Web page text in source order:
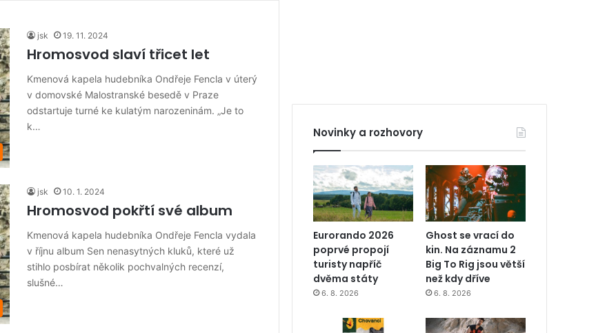
jsk 19. 11. 2024
Hromosvod slaví třicet let
Kmenová kapela hudebníka Ondřeje Fencla v úterý
v domovské Malostranské besedě v Praze
odstartuje turné ke kulatým narozeninám. „Je to
k…
jsk 10. 1. 2024
Hromosvod pokřtí své album
Kmenová kapela hudebníka Ondřeje Fencla vydala
v říjnu album Sen nenasytných kluků, které už
stihlo posbírat několik pochvalných recenzí,
slušné…
Novinky a rozhovory
Eurorando 2026
poprvé propojí
turisty napříč
dvěma státy
6. 8. 2026
Ghost se vrací do
kin. Na záznamu 2
Big To Rig jsou větší
než kdy dříve
6. 8. 2026